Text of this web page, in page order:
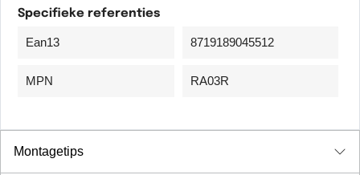
Specifieke referenties
Ean13 8719189045512
MPN RA03R
Montagetips